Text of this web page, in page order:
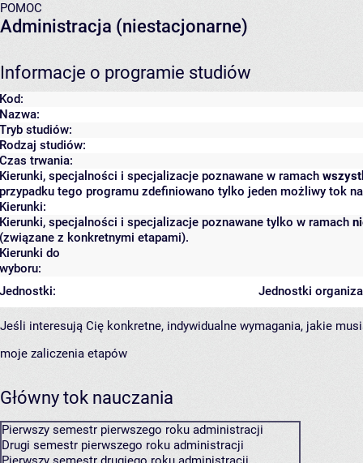
POMOC
Administracja (niestacjonarne)
Informacje o programie studiów
Kod:
Nazwa:
Tryb studiów:
Rodzaj studiów:
Czas trwania:
Kierunki, specjalności i specjalizacje poznawane w ramach
przypadku tego programu zdefiniowano tylko jeden możliwy tok
Kierunki:
Kierunki, specjalności i specjalizacje poznawane tylko w ramach
(związane z konkretnymi etapami).
Kierunki do
wyboru:
Jednostki
Jednostki:
Jeśli interesują Cię konkretne, indywidualne wymagania, jakie
moje zaliczenia etapów
Główny tok nauczania
Pierwszy semestr pierwszego roku administracji
Drugi semestr pierwszego roku administracji